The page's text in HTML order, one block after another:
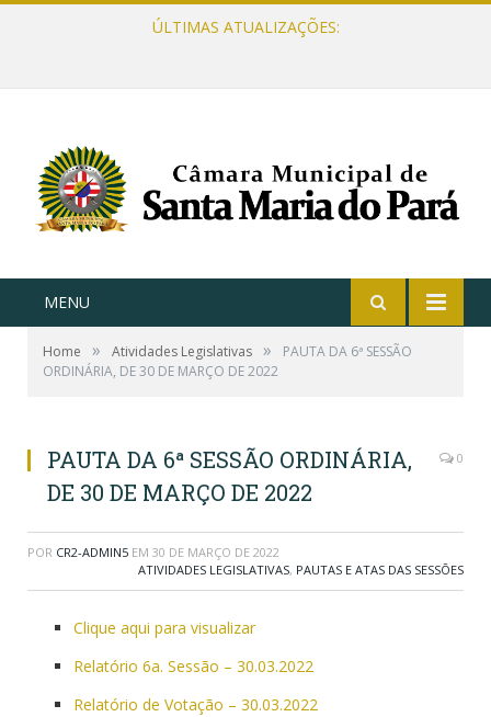
ÚLTIMAS ATUALIZAÇÕES:
MENU
Home » Atividades Legislativas »
PAUTA DA 6ª SESSÃO
ORDINÁRIA, DE 30 DE MARÇO DE 2022
PAUTA DA 6ª SESSÃO ORDINÁRIA,
DE 30 DE MARÇO DE 2022
0
POR CR2-ADMIN5 EM 30 DE MARÇO DE 2022
ATIVIDADES LEGISLATIVAS, PAUTAS E ATAS DAS SESSÕES
Clique aqui para visualizar
Relatório 6a. Sessão – 30.03.2022
Relatório de Votação – 30.03.2022